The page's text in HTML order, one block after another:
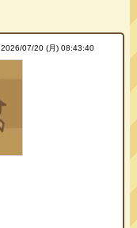
2026/07/20 (月) 08:43:40